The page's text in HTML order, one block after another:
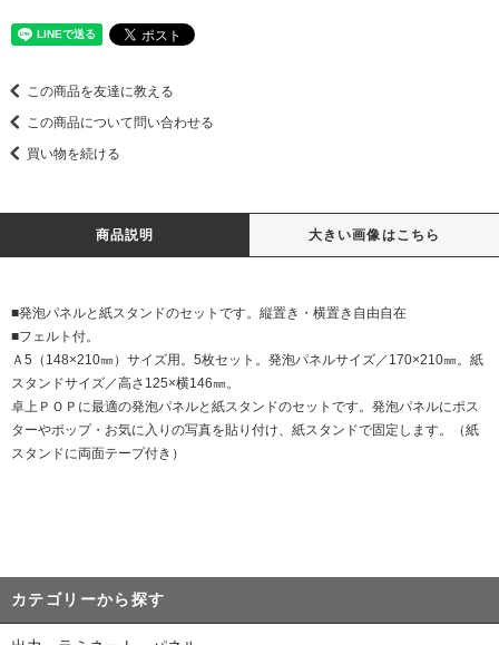
この商品を友達に教える
この商品について問い合わせる
買い物を続ける
商品説明 大きい画像はこちら
■発泡パネルと紙スタンドのセットです。縦置き・横置き自由自在
■フェルト付。
Ａ5（148×210㎜）サイズ用。5枚セット。発泡パネルサイズ／170×210㎜。紙
スタンドサイズ／高さ125×横146㎜。
卓上ＰＯＰに最適の発泡パネルと紙スタンドのセットです。発泡パネルにポス
ターやポップ・お気に入りの写真を貼り付け、紙スタンドで固定します。（紙
スタンドに両面テープ付き）
カテゴリーから探す